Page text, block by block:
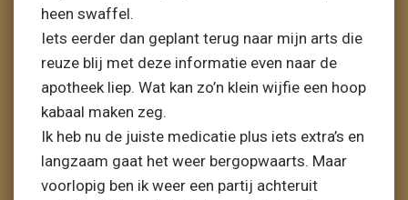
heen swaffel.
Iets eerder dan geplant terug naar mijn arts die
reuze blij met deze informatie even naar de
apotheek liep. Wat kan zo’n klein wijfie een hoop
kabaal maken zeg.
Ik heb nu de juiste medicatie plus iets extra’s en
langzaam gaat het weer bergopwaarts. Maar
voorlopig ben ik weer een partij achteruit